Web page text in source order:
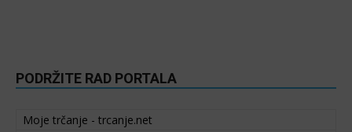
PODRŽITE RAD PORTALA
Moje trčanje - trcanje.net